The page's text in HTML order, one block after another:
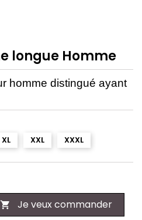
longue Homme
homme distingué ayant
XL XXL XXXL
 Je veux commander